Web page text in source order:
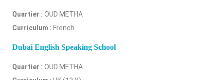
Quartier : OUD METHA
Curriculum : French
Dubai English Speaking School
Quartier : OUD METHA